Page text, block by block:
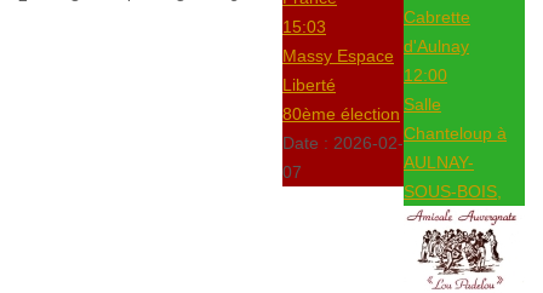
15:03
Massy Espace
Liberté
80ème élection
Date : 2026-02-
07
Cabrette
d'Aulnay
12:00
Salle
Chanteloup à
AULNAY-
SOUS-BOIS,